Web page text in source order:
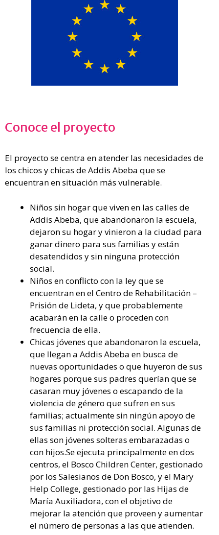
Conoce el proyecto
El proyecto se centra en atender las necesidades de
los chicos y chicas de Addis Abeba que se
encuentran en situación más vulnerable.
Niños sin hogar que viven en las calles de
Addis Abeba, que abandonaron la escuela,
dejaron su hogar y vinieron a la ciudad para
ganar dinero para sus familias y están
desatendidos y sin ninguna protección
social.
Niños en conflicto con la ley que se
encuentran en el Centro de Rehabilitación –
Prisión de Lideta, y que probablemente
acabarán en la calle o proceden con
frecuencia de ella.
Chicas jóvenes que abandonaron la escuela,
que llegan a Addis Abeba en busca de
nuevas oportunidades o que huyeron de sus
hogares porque sus padres querían que se
casaran muy jóvenes o escapando de la
violencia de género que sufren en sus
familias; actualmente sin ningún apoyo de
sus familias ni protección social. Algunas de
ellas son jóvenes solteras embarazadas o
con hijos.Se ejecuta principalmente en dos
centros, el Bosco Children Center, gestionado
por los Salesianos de Don Bosco, y el Mary
Help College, gestionado por las Hijas de
María Auxiliadora, con el objetivo de
mejorar la atención que proveen y aumentar
el número de personas a las que atienden.